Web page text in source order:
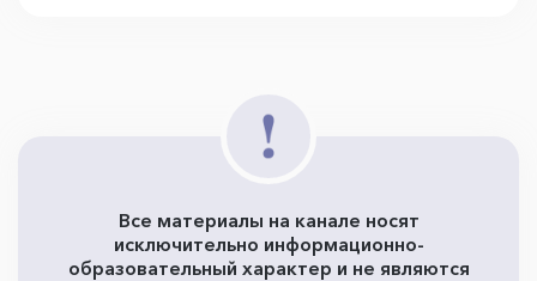
Все материалы на канале носят
исключительно информационно-
образовательный характер и не являются